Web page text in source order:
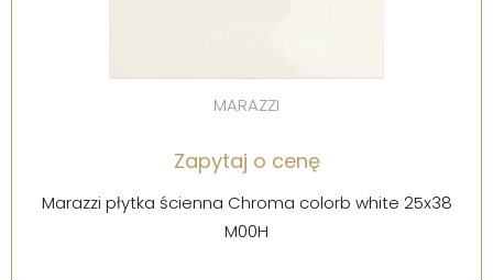
MARAZZI
Zapytaj o cenę
Marazzi płytka ścienna Chroma colorb white 25x38
M00H